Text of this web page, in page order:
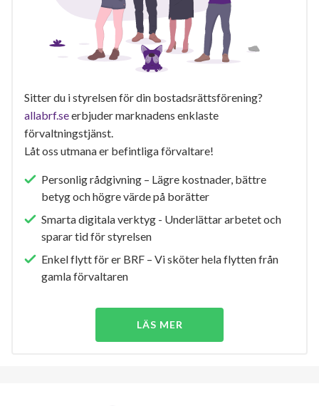
Sitter du i styrelsen för din bostadsrättsförening?
allabrf.seerbjuder marknadens enklaste
förvaltningstjänst.
Låt oss utmana er befintliga förvaltare!
Personlig rådgivning – Lägre kostnader, bättre
betyg och högre värde på borätter
Smarta digitala verktyg - Underlättar arbetet och
sparar tid för styrelsen
Enkel flytt för er BRF – Vi sköter hela flytten från
gamla förvaltaren
LÄS MER